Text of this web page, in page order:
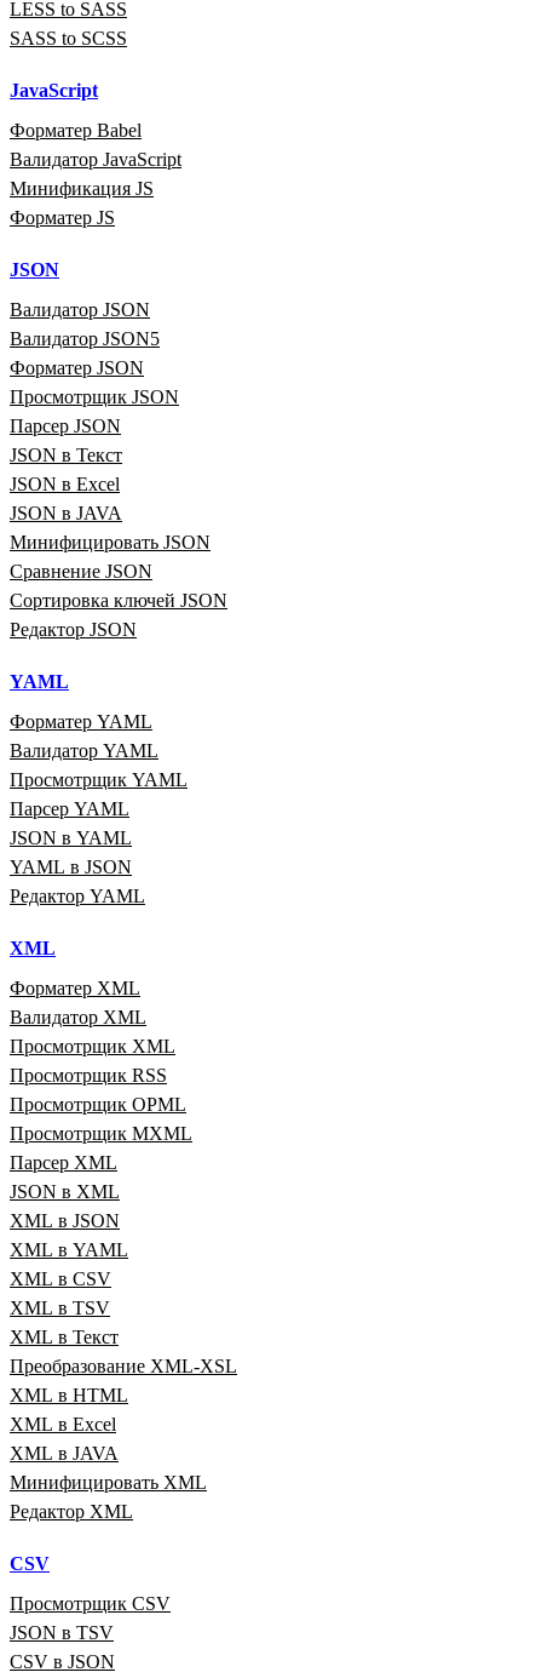
LESS to SASS
SASS to SCSS
JavaScript
Форматер Babel
Валидатор JavaScript
Минификация JS
Форматер JS
JSON
Валидатор JSON
Валидатор JSON5
Форматер JSON
Просмотрщик JSON
Парсер JSON
JSON в Текст
JSON в Excel
JSON в JAVA
Минифицировать JSON
Сравнение JSON
Сортировка ключей JSON
Редактор JSON
YAML
Форматер YAML
Валидатор YAML
Просмотрщик YAML
Парсер YAML
JSON в YAML
YAML в JSON
Редактор YAML
XML
Форматер XML
Валидатор XML
Просмотрщик XML
Просмотрщик RSS
Просмотрщик OPML
Просмотрщик MXML
Парсер XML
JSON в XML
XML в JSON
XML в YAML
XML в CSV
XML в TSV
XML в Текст
Преобразование XML‑XSL
XML в HTML
XML в Excel
XML в JAVA
Минифицировать XML
Редактор XML
CSV
Просмотрщик CSV
JSON в TSV
CSV в JSON